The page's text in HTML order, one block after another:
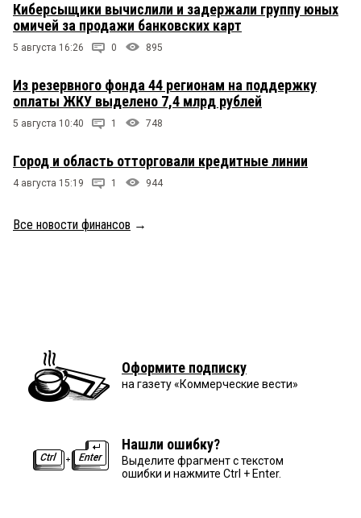
Киберсыщики вычислили и задержали группу юных
омичей за продажи банковских карт
5 августа 16:26 0 895
Из резервного фонда 44 регионам на поддержку
оплаты ЖКУ выделено 7,4 млрд рублей
5 августа 10:40 1 748
Город и область отторговали кредитные линии
4 августа 15:19 1 944
Все новости финансов →
Оформите подписку
на газету «Коммерческие вести»
Нашли ошибку?
Выделите фрагмент с текстом
ошибки и нажмите Ctrl + Enter.